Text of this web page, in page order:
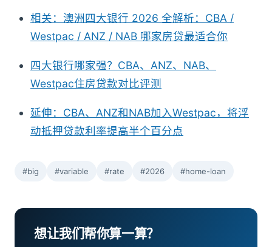
相关：澳洲四大银行 2026 全解析：CBA /
Westpac / ANZ / NAB 哪家房贷最适合你
四大银行哪家强？CBA、ANZ、NAB、
Westpac住房贷款对比评测
延伸：CBA、ANZ和NAB加入Westpac，将浮
动抵押贷款利率提高半个百分点
#big #variable #rate #2026 #home-loan
想让我们帮你算一算？